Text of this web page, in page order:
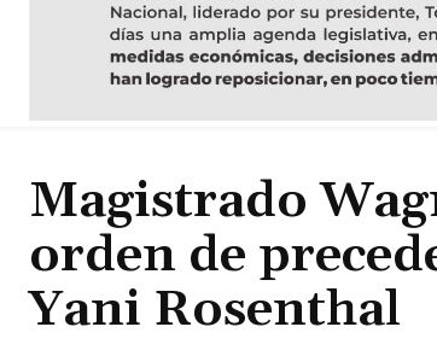
Magistrado
orden de
Yani Rosenthal